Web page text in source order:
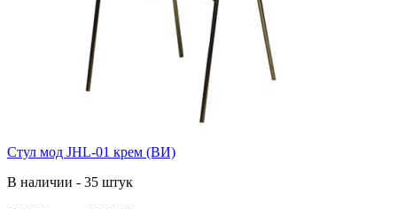
Стул мод JHL-01 крем (ВИ)
В наличии - 35 штук